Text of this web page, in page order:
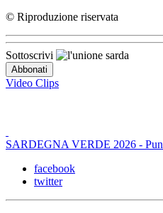
© Riproduzione riservata
Sottoscrivi
Video Clips
SARDEGNA VERDE 2026 -
facebook
twitter